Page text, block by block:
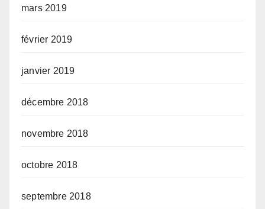
mars 2019
février 2019
janvier 2019
décembre 2018
novembre 2018
octobre 2018
septembre 2018